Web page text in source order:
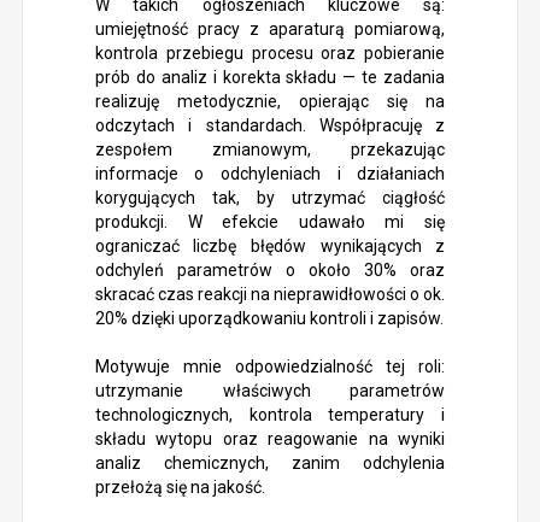
W takich ogłoszeniach kluczowe są:
umiejętność pracy z aparaturą pomiarową,
kontrola przebiegu procesu oraz pobieranie
prób do analiz i korekta składu — te zadania
realizuję metodycznie, opierając się na
odczytach i standardach. Współpracuję z
zespołem zmianowym, przekazując
informacje o odchyleniach i działaniach
korygujących tak, by utrzymać ciągłość
produkcji. W efekcie udawało mi się
ograniczać liczbę błędów wynikających z
odchyleń parametrów o około 30% oraz
skracać czas reakcji na nieprawidłowości o ok.
20% dzięki uporządkowaniu kontroli i zapisów.
Motywuje mnie odpowiedzialność tej roli:
utrzymanie właściwych parametrów
technologicznych, kontrola temperatury i
składu wytopu oraz reagowanie na wyniki
analiz chemicznych, zanim odchylenia
przełożą się na jakość.